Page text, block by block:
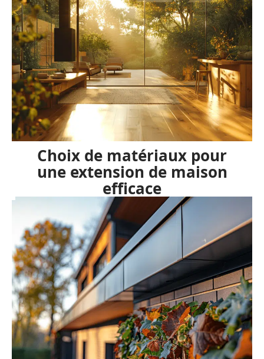
Choix de matériaux pour
une extension de maison
efficace